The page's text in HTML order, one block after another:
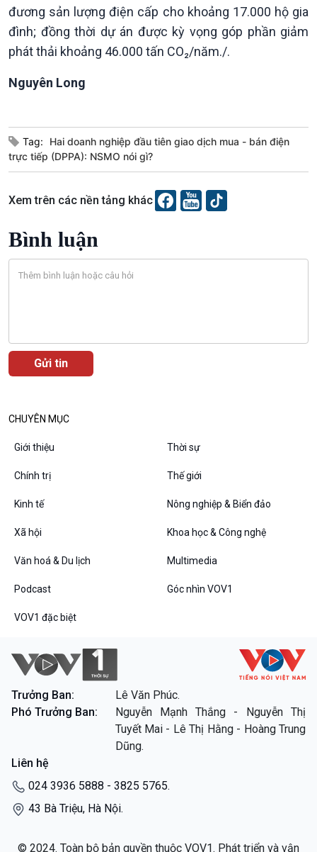
VOV1 đặc biệt
Thanh âm ký sự
đương sản lượng điện cấp cho khoảng 17.000 hộ gia
đình; đồng thời dự án được kỳ vọng góp phần giảm
phát thải khoảng 46.000 tấn CO₂/năm./.
Nguyên Long
Tag:
Hai doanh nghiệp đầu tiên giao dịch mua - bán điện
trực tiếp (DPPA): NSMO nói gì?
Xem trên các nền tảng khác
Bình luận
CHUYÊN MỤC
Giới thiệu Thời sự
Chính trị Thế giới
Kinh tế Nông nghiệp & Biển đảo
Xã hội Khoa học & Công nghệ
Văn hoá & Du lịch Multimedia
Podcast Góc nhìn VOV1
VOV1 đặc biệt
Trưởng Ban:
Lê Văn Phúc.
Phó Trưởng Ban:
Nguyễn Mạnh Thắng - Nguyễn Thị
Tuyết Mai - Lê Thị Hằng - Hoàng Trung
Dũng.
Liên hệ
024 3936 5888 - 3825 5765.
43 Bà Triệu, Hà Nội.
© 2024. Toàn bộ bản quyền thuộc VOV1. Phát triển và vận